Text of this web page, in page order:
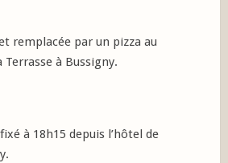
remplacée par un pizza au
à Bussigny.
à 18h15 depuis l’hôtel de